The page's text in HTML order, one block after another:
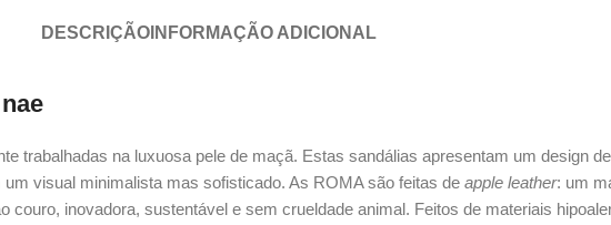
DESCRIÇÃO INFORMAÇÃO ADICIONAL
trabalhadas na luxuosa pele de maçã. Estas sandálias apresentam um design
visual minimalista mas sofisticado. As ROMA são feitas de apple leather: um
couro, inovadora, sustentável e sem crueldade animal. Feitos de materiais